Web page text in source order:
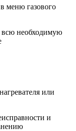
меню газового
всю необходимую
или
и